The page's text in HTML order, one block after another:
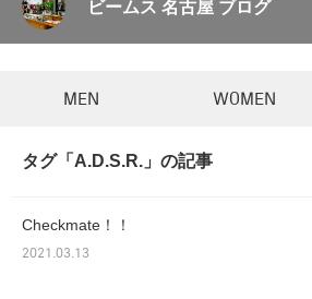
ビームス 名古屋 ブログ
MEN WOMEN
タグ「A.D.S.R.」の記事
Checkmate！！
2021.03.13